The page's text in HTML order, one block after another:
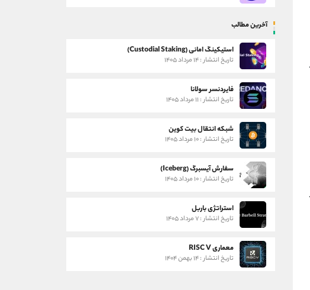
آخرین مطالب
استیکینگ امانی (Custodial Staking)
تاریخ انتشار : ۱۴ مرداد ۱۴۰۵
فایردنسر سولانا
تاریخ انتشار : ۱۱ مرداد ۱۴۰۵
شبکه انتقال بیت کوین
تاریخ انتشار : ۱۰ مرداد ۱۴۰۵
سفارش آیسبرگ (Iceberg)
تاریخ انتشار : ۱۰ مرداد ۱۴۰۵
استراتژی باربل
تاریخ انتشار : ۷ مرداد ۱۴۰۵
معماری RISC V
تاریخ انتشار : ۱۴ بهمن ۱۴۰۴